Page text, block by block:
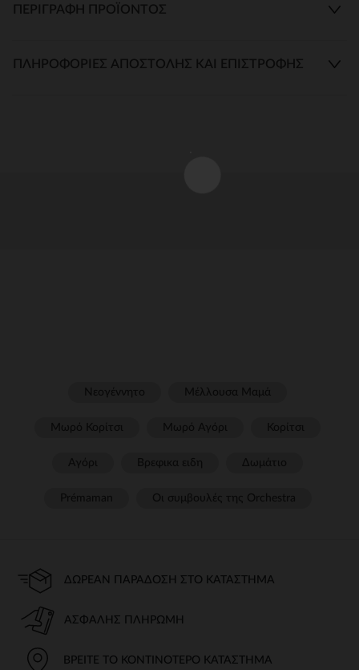
ΠΕΡΙΓΡΑΦΉ ΠΡΟΪΌΝΤΟΣ
ΠΛΗΡΟΦΟΡΊΕΣ ΑΠΟΣΤΟΛΉΣ ΚΑΙ ΕΠΙΣΤΡΟΦΉΣ
ΔΩΡΕΆΝ ΠΑΡΆΔΟΣΗ ΣΤΟ ΚΑΤΆΣΤΗΜΑ
ΑΣΦΑΛΉΣ ΠΛΗΡΩΜΉ
ΒΡΕΊΤΕ ΤΟ ΚΟΝΤΙΝΌΤΕΡΟ ΚΑΤΆΣΤΗΜΑ